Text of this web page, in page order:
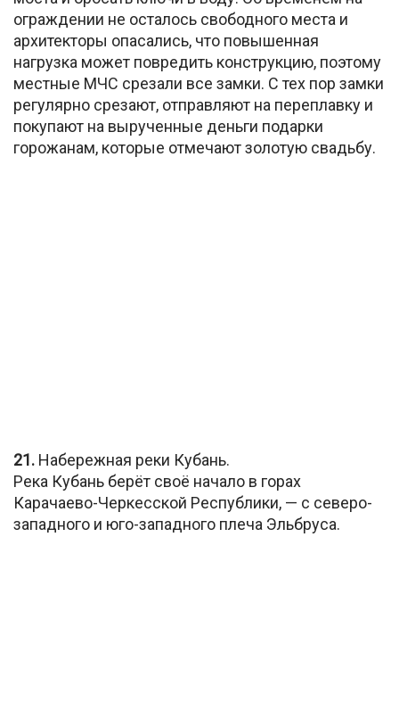
ограждении не осталось свободного места и
архитекторы опасались, что повышенная
нагрузка может повредить конструкцию, поэтому
местные МЧС срезали все замки. С тех пор замки
регулярно срезают, отправляют на переплавку и
покупают на вырученные деньги подарки
горожанам, которые отмечают золотую свадьбу.
21. Набережная реки Кубань.
Река Кубань берёт своё начало в горах
Карачаево-Черкесской Республики, — с северо-
западного и юго-западного плеча Эльбруса.